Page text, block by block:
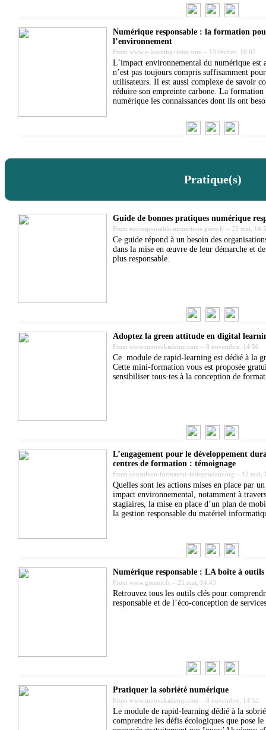
Numérique responsable : la formation
l’environnement
From www.e-learning-letter.com – 13 février, 16:05
L’impact environnemental du numérique
n’est pas toujours compris suffisamment
utilisateurs. Il est aussi complexe de savoir
réduire son empreinte carbone. La formation
numérique les connaissances dont ils ont
Pratique(s)
Guide de bonnes pratiques numérique
From ecoresponsable.numerique.gouv.fr – 25 mai,
Ce guide répond à un besoin des
dans la mise en œuvre de leur démarche et
plus responsable.
Adoptez la green attitude en digital
From www.innovakademy.com – 8 novembre, 14:56
Ce module de rapid-learning est dédié à la
Cette mini-formation vous est proposée
sensibiliser tous·tes à la conception de
L’engagement pour le développement
centres de formation : témoignage
From consultant-formateur-independant.org – 12 mai,
Quelles sont les actions mises en place par
impact environnemental, notamment à
stagiaires, la mise en place d’un plan de
la gestion responsable du matériel
Numérique responsable : LA boîte à outils
From www.greenit.fr – 25 mai, 14:45
Retrouvez tous les outils clés pour
responsable et de l’éco-conception de
Pratiquer la sobriété numérique
From www.innovakademy.com – 8 novembre, 14:55
Le module de rapid-learning dédié à la
comprendre les défis écologiques que pose